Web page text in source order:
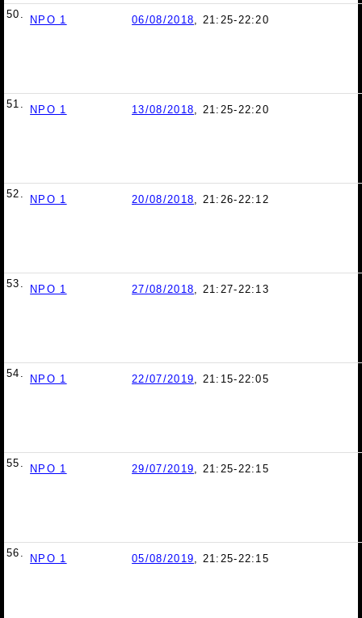
50. NPO 1 06/08/2018, 21:25-22:20
51. NPO 1 13/08/2018, 21:25-22:20
52. NPO 1 20/08/2018, 21:26-22:12
53. NPO 1 27/08/2018, 21:27-22:13
54. NPO 1 22/07/2019, 21:15-22:05
55. NPO 1 29/07/2019, 21:25-22:15
56. NPO 1 05/08/2019, 21:25-22:15